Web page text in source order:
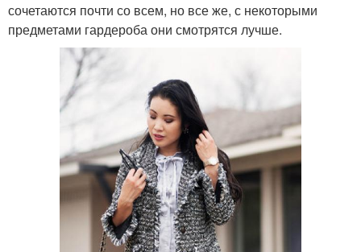
сочетаются почти со всем, но все же, с некоторыми
предметами гардероба они смотрятся лучше.